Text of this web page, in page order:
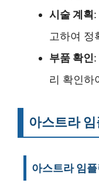
시술 계획
고하여 정
부품 확인
리 확인하
아스트라
아스트라 임